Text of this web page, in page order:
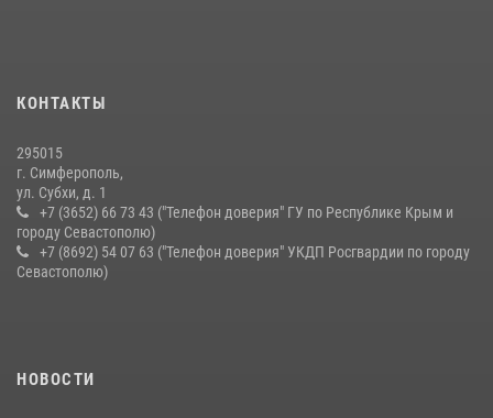
краже из супермаркета
10 июля 2026, 15:10
КОНТАКТЫ
295015
г. Симферополь,
ул. Субхи, д. 1
+7 (3652) 66 73 43 ("Телефон доверия" ГУ по Республике Крым и
городу Севастополю)
+7 (8692) 54 07 63 ("Телефон доверия" УКДП Росгвардии по городу
Севастополю)
НОВОСТИ